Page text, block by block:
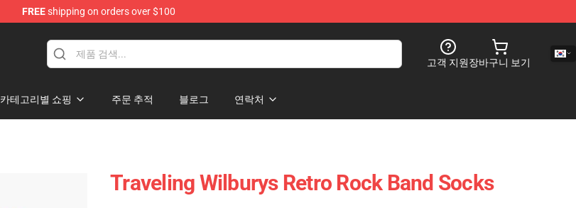
FREEshipping on orders over $100
고객 지원장바구니 보기
카테고리별 쇼핑 주문 추적 블로그 연락처
Traveling Wilburys Retro Rock Band Socks